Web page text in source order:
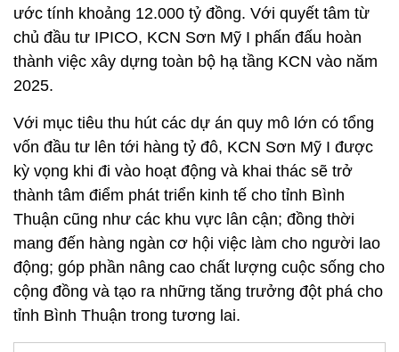
ước tính khoảng 12.000 tỷ đồng. Với quyết tâm từ
chủ đầu tư IPICO, KCN Sơn Mỹ I phấn đấu hoàn
thành việc xây dựng toàn bộ hạ tầng KCN vào năm
2025.
Với mục tiêu thu hút các dự án quy mô lớn có tổng
vốn đầu tư lên tới hàng tỷ đô, KCN Sơn Mỹ I được
kỳ vọng khi đi vào hoạt động và khai thác sẽ trở
thành tâm điểm phát triển kinh tế cho tỉnh Bình
Thuận cũng như các khu vực lân cận; đồng thời
mang đến hàng ngàn cơ hội việc làm cho người lao
động; góp phần nâng cao chất lượng cuộc sống cho
cộng đồng và tạo ra những tăng trưởng đột phá cho
tỉnh Bình Thuận trong tương lai.